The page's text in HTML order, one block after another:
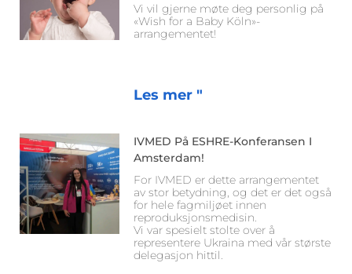
Vi vil gjerne møte deg personlig på
«Wish for a Baby Köln»-
arrangementet!
Les mer "
IVMED På ESHRE-Konferansen I
Amsterdam!
For IVMED er dette arrangementet
av stor betydning, og det er det også
for hele fagmiljøet innen
reproduksjonsmedisin.
Vi var spesielt stolte over å
representere Ukraina med vår største
delegasjon hittil.